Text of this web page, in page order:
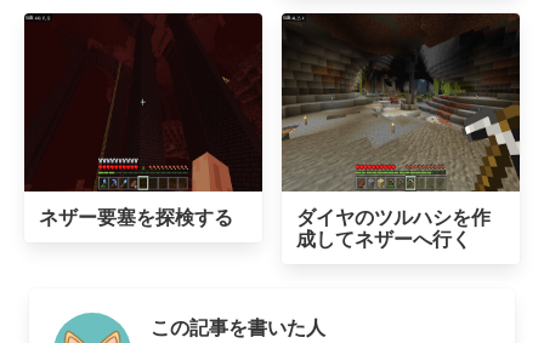
ネザー要塞を探検する
ダイヤのツルハシを作
成してネザーへ行く
この記事を書いた人